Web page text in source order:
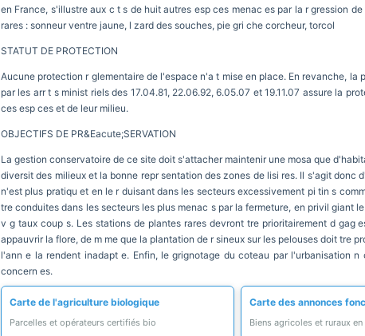
en France, s'illustre aux c t s de huit autres esp ces menac es par la r gression
rares : sonneur ventre jaune, l zard des souches, pie gri che corcheur, torcol
STATUT DE PROTECTION
Aucune protection r glementaire de l'espace n'a t mise en place. En revanche,
par les arr t s minist riels des 17.04.81, 22.06.92, 6.05.07 et 19.11.07 assure la
ces esp ces et de leur milieu.
OBJECTIFS DE PR&Eacute;SERVATION
La gestion conservatoire de ce site doit s'attacher maintenir une mosa que
diversit des milieux et la bonne repr sentation des zones de lisi res. Il s'agit
n'est plus pratiqu et en le r duisant dans les secteurs excessivement pi tin s
tre conduites dans les secteurs les plus menac s par la fermeture, en privil giant
v g taux coup s. Les stations de plantes rares devront tre prioritairement d gag
appauvrir la flore, de m me que la plantation de r sineux sur les pelouses doit tre
l'ann e la rendent inadapt e. Enfin, le grignotage du coteau par l'urbanisation
concern es.
Carte de l'agriculture biologique
Parcelles et opérateurs certifiés bio
Carte des annonces
Biens agricoles et ruraux en